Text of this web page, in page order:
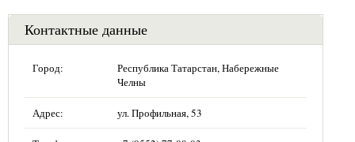
Контактные данные
Город:
Республика Татарстан, Набережные
Челны
Адрес: ул. Профильная, 53